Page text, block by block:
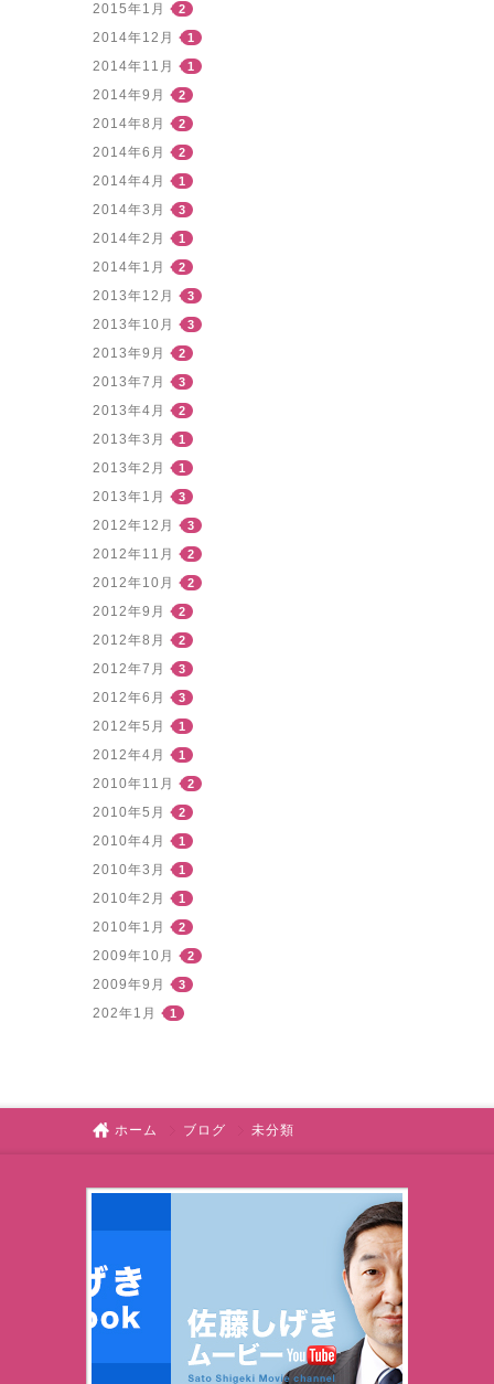
2015年1月 2
2014年12月 1
2014年11月 1
2014年9月 2
2014年8月 2
2014年6月 2
2014年4月 1
2014年3月 3
2014年2月 1
2014年1月 2
2013年12月 3
2013年10月 3
2013年9月 2
2013年7月 3
2013年4月 2
2013年3月 1
2013年2月 1
2013年1月 3
2012年12月 3
2012年11月 2
2012年10月 2
2012年9月 2
2012年8月 2
2012年7月 3
2012年6月 3
2012年5月 1
2012年4月 1
2010年11月 2
2010年5月 2
2010年4月 1
2010年3月 1
2010年2月 1
2010年1月 2
2009年10月 2
2009年9月 3
202年1月 1
ホーム ブログ 未分類